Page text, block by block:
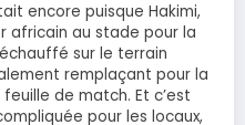
encore puisque Hakimi,
africain au stade pour la
sur le terrain
remplaçant pour la
de match. Et c’est
pour les locaux,